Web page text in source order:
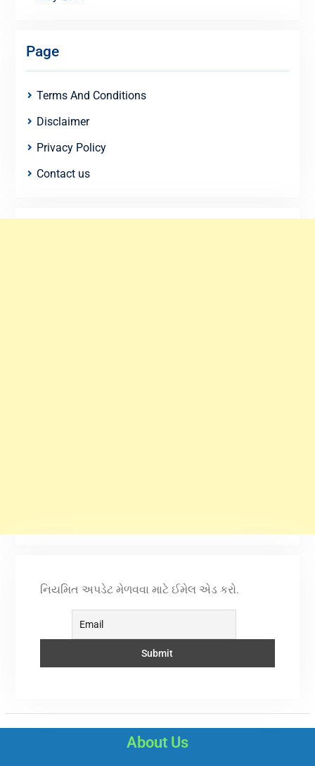
Page
Terms And Conditions
Disclaimer
Privacy Policy
Contact us
નિયમિત અપડેટ મેળવવા માટે ઈમેલ એડ કરો.
About Us